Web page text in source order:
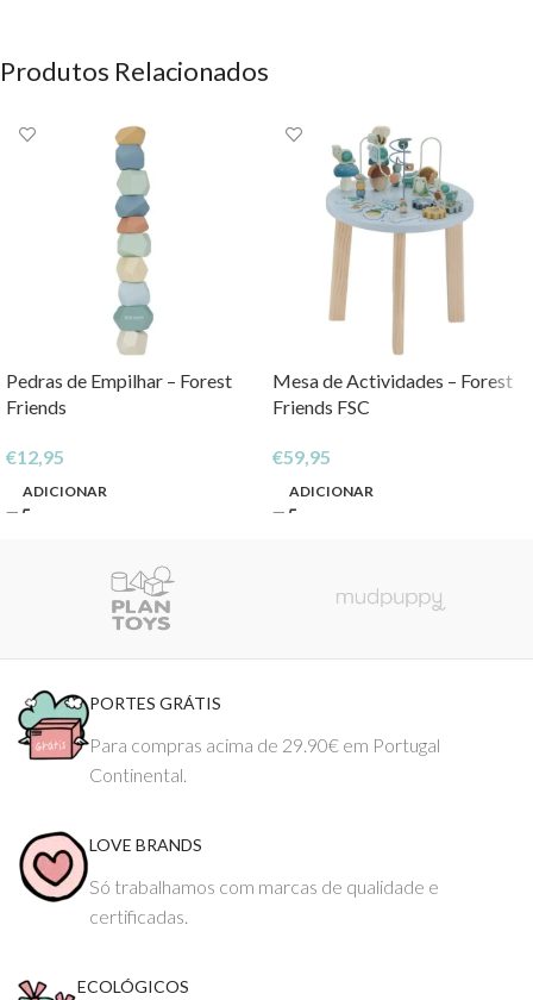
Produtos Relacionados
Pedras de Empilhar – Forest
Friends
€12,95
ADICIONAR
Mesa de Actividades – Forest
Friends FSC
€59,95
ADICIONAR
PORTES GRÁTIS
Para compras acima de 29.90€ em Portugal
Continental.
LOVE BRANDS
Só trabalhamos com marcas de qualidade e
certificadas.
ECOLÓGICOS